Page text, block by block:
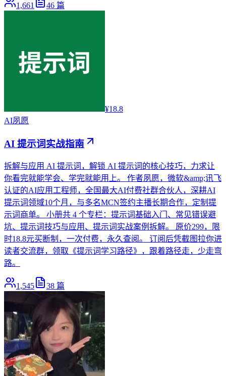
1,661 46 篇
¥18.8
AI夙愿
AI 提示词实战指南
拆解与应用 AI 提示词，解锁 AI 提示词的核心技巧，力求让
你看完就能学会、学完就能用上。 作者夙愿，微软&amp;讯飞
认证的AI应用工程师，全国最大AI付费社群合伙人，深耕AI
提示词领域10个月，与多名MCN签约主播长期合作，定制提
示词商单。 小册共 4 个专栏：提示词基础入门、常见错误避
坑、提示词技巧与应用、提示词实战案例拆解。 原价299，限
时18.8元买断制，一次付费，永久查阅。 订阅后凭截图拉你进
读者交流群，领取《提示词学习路径》，跟着路径走，少走弯
路。
1,545 38 篇